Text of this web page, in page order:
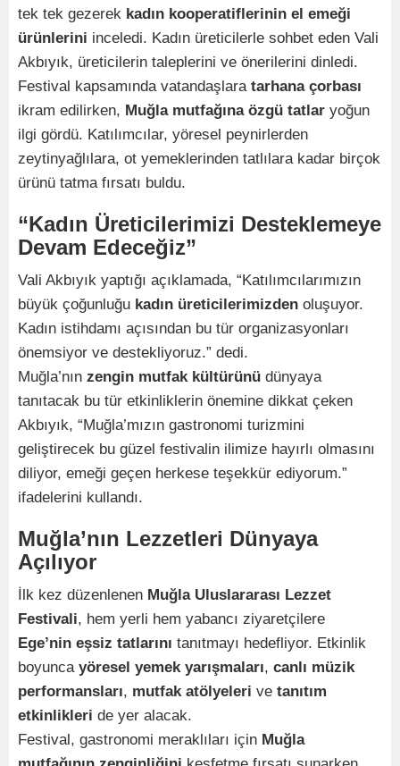
tek tek gezerek kadın kooperatiflerinin el emeği
ürünlerini inceledi. Kadın üreticilerle sohbet eden Vali
Akbıyık, üreticilerin taleplerini ve önerilerini dinledi.
Festival kapsamında vatandaşlara tarhana çorbası
ikram edilirken, Muğla mutfağına özgü tatlar yoğun
ilgi gördü. Katılımcılar, yöresel peynirlerden
zeytinyağlılara, ot yemeklerinden tatlılara kadar birçok
ürünü tatma fırsatı buldu.
“Kadın Üreticilerimizi Desteklemeye
Devam Edeceğiz”
Vali Akbıyık yaptığı açıklamada, “Katılımcılarımızın
büyük çoğunluğu kadın üreticilerimizden oluşuyor.
Kadın istihdamı açısından bu tür organizasyonları
önemsiyor ve destekliyoruz.” dedi.
Muğla’nın zengin mutfak kültürünü dünyaya
tanıtacak bu tür etkinliklerin önemine dikkat çeken
Akbıyık, “Muğla’mızın gastronomi turizmini
geliştirecek bu güzel festivalin ilimize hayırlı olmasını
diliyor, emeği geçen herkese teşekkür ediyorum.”
ifadelerini kullandı.
Muğla’nın Lezzetleri Dünyaya
Açılıyor
İlk kez düzenlenen Muğla Uluslararası Lezzet
Festivali, hem yerli hem yabancı ziyaretçilere
Ege’nin eşsiz tatlarını tanıtmayı hedefliyor. Etkinlik
boyunca yöresel yemek yarışmaları, canlı müzik
performansları, mutfak atölyeleri ve tanıtım
etkinlikleri de yer alacak.
Festival, gastronomi meraklıları için Muğla